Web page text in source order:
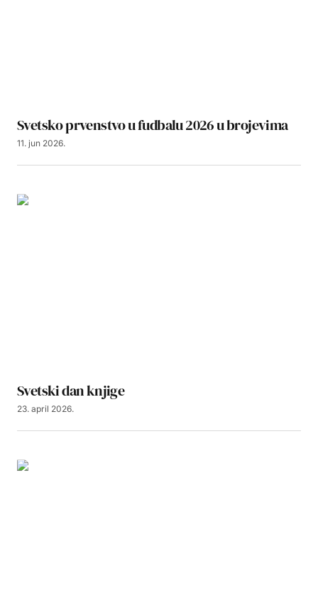
Svetsko prvenstvo u fudbalu 2026 u brojevima
11. jun 2026.
Svetski dan knjige
23. april 2026.